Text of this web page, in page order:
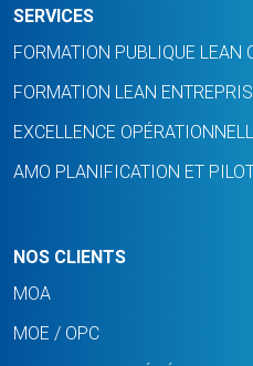
SERVICES
FORMATION PUBLIQUE LEAN
FORMATION LEAN
EXCELLENCE
AMO PLANIFICATION ET
NOS CLIENTS
MOA
MOE / OPC